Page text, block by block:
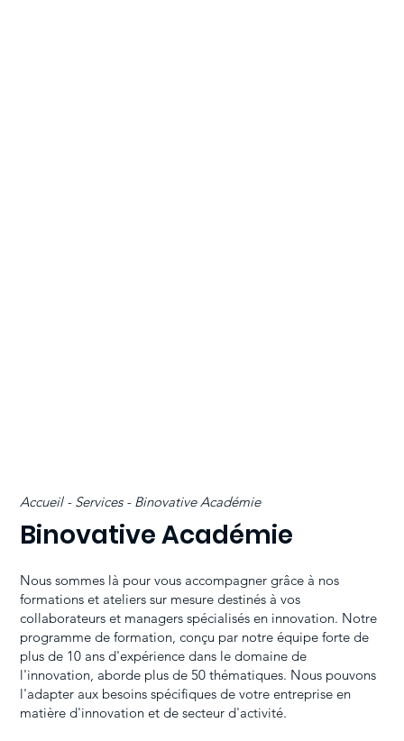
Binovative Académie
Nous sommes là pour vous accompagner grâce à nos
formations et ateliers sur mesure destinés à vos
collaborateurs et managers spécialisés en innovation. Notre
programme de formation, conçu par notre équipe forte de
plus de 10 ans d'expérience dans le domaine de
l'innovation, aborde plus de 50 thématiques. Nous pouvons
l'adapter aux besoins spécifiques de votre entreprise en
matière d'innovation et de secteur d'activité.
Accueil - Services - Binovative Académie